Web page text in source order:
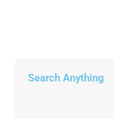
Search Anything